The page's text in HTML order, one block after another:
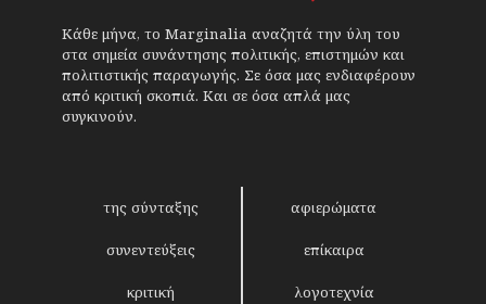
Κάθε μήνα, το Marginalia αναζητά την ύλη του
στα σημεία συνάντησης πολιτικής, επιστημών και
πολιτιστικής παραγωγής. Σε όσα μας ενδιαφέρουν
από κριτική σκοπιά. Και σε όσα απλά μας
συγκινούν.
της σύνταξης αφιερώματα
συνεντεύξεις επίκαιρα
κριτική λογοτεχνία